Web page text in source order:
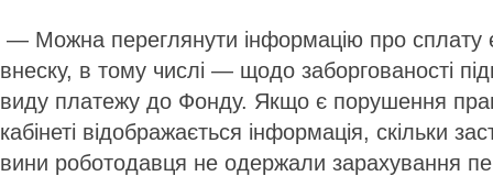
— Можна переглянути інформацію про сплату
внеску, в тому числі — щодо заборгованості
виду платежу до Фонду. Якщо є порушення прав
кабінеті відображається інформація, скільки
вини роботодавця не одержали зарахування